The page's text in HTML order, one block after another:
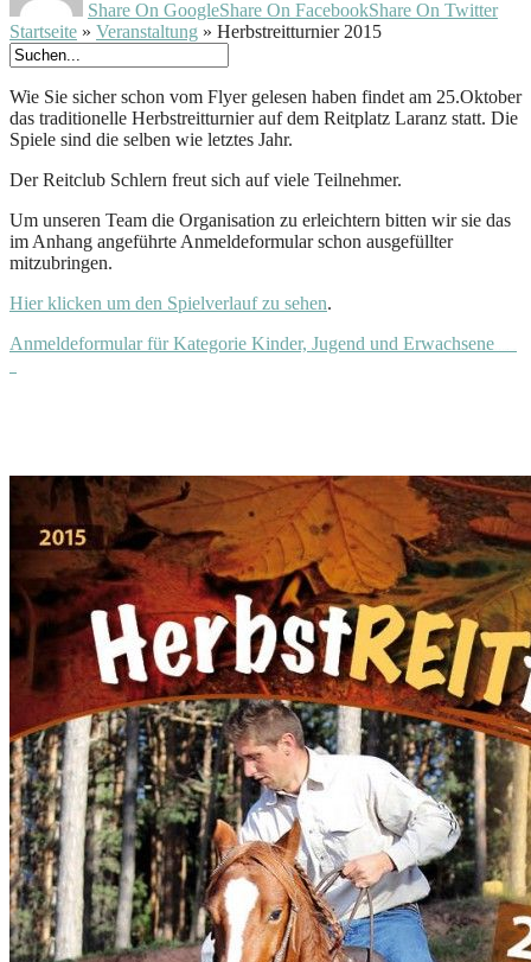
Share On GoogleShare On FacebookShare On Twitter
Startseite » Veranstaltung » Herbstreitturnier 2015
Wie Sie sicher schon vom Flyer gelesen haben findet am 25.Oktober
das traditionelle Herbstreitturnier auf dem Reitplatz Laranz statt. Die
Spiele sind die selben wie letztes Jahr.
Der Reitclub Schlern freut sich auf viele Teilnehmer.
Um unseren Team die Organisation zu erleichtern bitten wir sie das
im Anhang angeführte Anmeldeformular schon ausgefüllter
mitzubringen.
Hier klicken um den Spielverlauf zu sehen.
Anmeldeformular für Kategorie Kinder, Jugend und Erwachsene